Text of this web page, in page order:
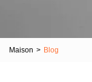
Maison > Blog